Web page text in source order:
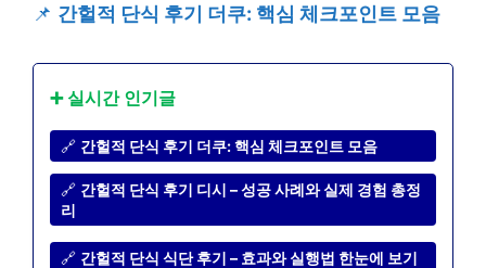
📌 간헐적 단식 후기 더쿠: 핵심 체크포인트 모음
➕ 실시간 인기글
🔗 간헐적 단식 후기 더쿠: 핵심 체크포인트 모음
🔗 간헐적 단식 후기 디시 – 성공 사례와 실제 경험 총정
리
🔗 간헐적 단식 식단 후기 – 효과와 실행법 한눈에 보기